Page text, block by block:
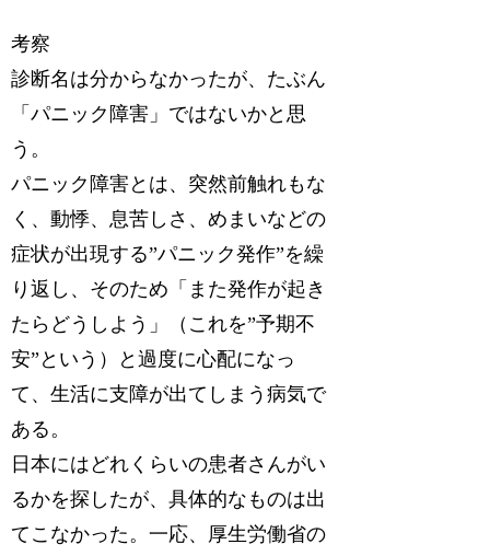
考察
診断名は分からなかったが、たぶん
「パニック障害」ではないかと思
う。
パニック障害とは、突然前触れもな
く、動悸、息苦しさ、めまいなどの
症状が出現する”パニック発作”を繰
り返し、そのため「また発作が起き
たらどうしよう」（これを”予期不
安”という）と過度に心配になっ
て、生活に支障が出てしまう病気で
ある。
日本にはどれくらいの患者さんがい
るかを探したが、具体的なものは出
てこなかった。一応、厚生労働省の